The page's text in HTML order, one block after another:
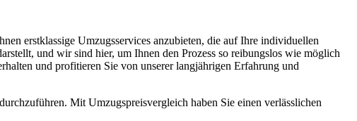
erstklassige Umzugsservices anzubieten, die auf Ihre individuellen
und wir sind hier, um Ihnen den Prozess so reibungslos wie möglich
und profitieren Sie von unserer langjährigen Erfahrung und
Mit Umzugspreisvergleich haben Sie einen verlässlichen